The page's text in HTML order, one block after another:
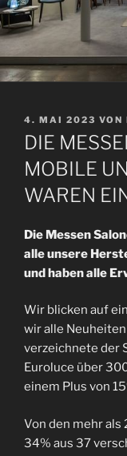
V
E
R
Ö
F
F
E
T
C
T
M
4. MAI 2023 VON
DIE
MOBILE
WAREN
Die Messen
alle unsere
und haben alle
Wir blicken auf
wir alle
verzeichnete der
Euroluce über
einem Plus von
Von den mehr
34% aus 37